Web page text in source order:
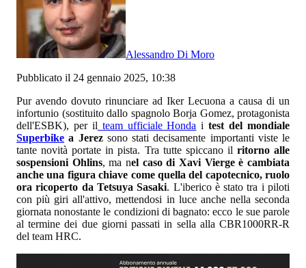
Alessandro Di Moro
Pubblicato il 24 gennaio 2025, 10:38
Pur avendo dovuto rinunciare ad Iker Lecuona a causa di un
infortunio (sostituito dallo spagnolo Borja Gomez, protagonista
dell'ESBK), per il team ufficiale Honda itest del mondiale
Superbike a Jerezsono stati decisamente importanti viste le
tante novità portate in pista. Tra tutte spiccano il ritorno alle
sospensioni Ohlins, ma nel caso di Xavi Vierge è cambiata
anche una figura chiave come quella del capotecnico, ruolo
ora ricoperto da Tetsuya Sasaki. L'iberico è stato tra i piloti
con più giri all'attivo, mettendosi in luce anche nella seconda
giornata nonostante le condizioni di bagnato: ecco le sue parole
al termine dei due giorni passati in sella alla CBR1000RR-R
del team HRC.